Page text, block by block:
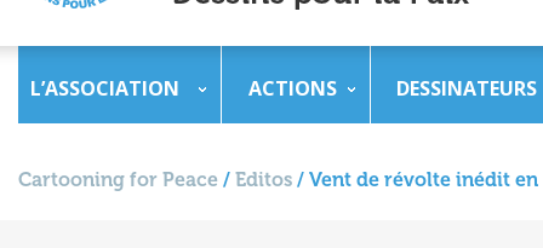
L’ASSOCIATION ACTIONS DESSINATEURS
Cartooning for Peace / Editos / Vent de révolte inédit en